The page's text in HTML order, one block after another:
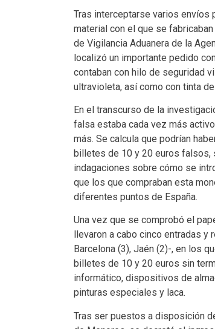
Tras interceptarse varios envíos
material con el que se
de Vigilancia Aduanera de la
localizó un importante pedido
contaban con hilo de seguridad
ultravioleta, así como con tinta
En el transcurso de la
falsa estaba cada vez más
más. Se calcula que podrían
billetes de 10 y 20 euros falsos,
indagaciones sobre cómo se
que los que compraban esta
diferentes puntos de España.
Una vez que se comprobó el
llevaron a cabo cinco entradas
Barcelona (3), Jaén (2)-, en los
billetes de 10 y 20 euros sin
informático, dispositivos de
pinturas especiales y laca.
Tras ser puestos a disposición